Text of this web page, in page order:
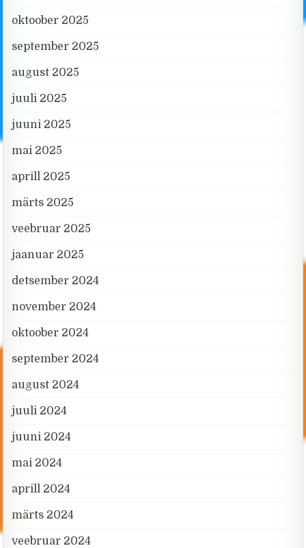
oktoober 2025
september 2025
august 2025
juuli 2025
juuni 2025
mai 2025
aprill 2025
märts 2025
veebruar 2025
jaanuar 2025
detsember 2024
november 2024
oktoober 2024
september 2024
august 2024
juuli 2024
juuni 2024
mai 2024
aprill 2024
märts 2024
veebruar 2024